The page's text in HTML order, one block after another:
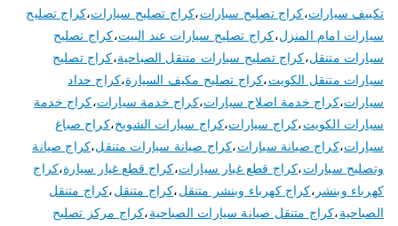
تكييف سيارات،كراج تصليح سبارات،كراج تصليح سيارات،كراج تصليح
سيارات امام المنزل،كراج تصليح سيارات عند البيت،كراج تصليح
سيارات متنقل،كراج تصليح سيارات متنقل الصباحية،كراج تصليح
سيارات متنقل الكويت،كراج تصليح مكيف السيارة،كراج حداد
سيارات،كراج خدمة اصلاح سيارات،كراج خدمة سيارات،كراج خدمة
سيارات الكويت،كراج سيارات،كراج سيارات الشويخ،كراج صباغ
سيارات،كراج صيانة سيارات،كراج صيانة سيارات متنقل،كراج صيانة
وتصليح سيارات،كراج قطع غيار سيارات،كراج قطع غيار سيارة،كراج
كهرباء وبنشر ،كراج كهرباء وبنشر متنقل،كراج متنقل،كراج متنقل
الصباحية،كراج متنقل صيانة سيارات الصباحية،كراج مركز تصليح